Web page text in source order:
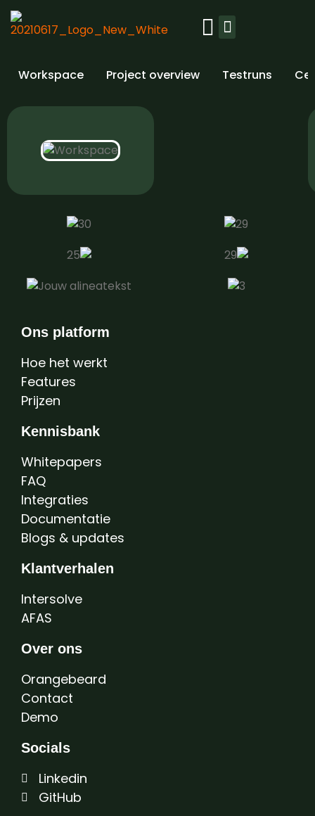
Workspace Project overview Testruns
Ons platform
Hoe het werkt
Features
Prijzen
Kennisbank
Whitepapers
FAQ
Integraties
Documentatie
Blogs & updates
Klantverhalen
Intersolve
AFAS
Over ons
Orangebeard
Contact
Demo
Socials
Linkedin
GitHub